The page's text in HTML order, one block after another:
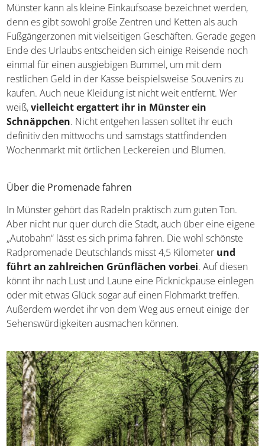
Münster kann als kleine Einkaufsoase bezeichnet werden,
denn es gibt sowohl große Zentren und Ketten als auch
Fußgängerzonen mit vielseitigen Geschäften. Gerade gegen
Ende des Urlaubs entscheiden sich einige Reisende noch
einmal für einen ausgiebigen Bummel, um mit dem
restlichen Geld in der Kasse beispielsweise Souvenirs zu
kaufen. Auch neue Kleidung ist nicht weit entfernt. Wer
weiß,vielleicht ergattert ihr in Münster ein
Schnäppchen. Nicht entgehen lassen solltet ihr euch
definitiv den mittwochs und samstags stattfindenden
Wochenmarkt mit örtlichen Leckereien und Blumen.
Über die Promenade fahren
In Münster gehört das Radeln praktisch zum guten Ton.
Aber nicht nur quer durch die Stadt, auch über eine eigene
„Autobahn“ lässt es sich prima fahren. Die wohl schönste
Radpromenade Deutschlands misst 4,5 Kilometer und
führt an zahlreichen Grünflächen vorbei. Auf diesen
könnt ihr nach Lust und Laune eine Picknickpause einlegen
oder mit etwas Glück sogar auf einen Flohmarkt treffen.
Außerdem werdet ihr von dem Weg aus erneut einige der
Sehenswürdigkeiten ausmachen können.